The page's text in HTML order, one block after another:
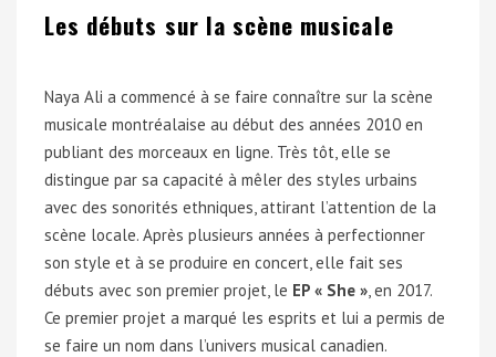
Les débuts sur la scène musicale
Naya Ali a commencé à se faire connaître sur la scène
musicale montréalaise au début des années 2010 en
publiant des morceaux en ligne. Très tôt, elle se
distingue par sa capacité à mêler des styles urbains
avec des sonorités ethniques, attirant l’attention de la
scène locale. Après plusieurs années à perfectionner
son style et à se produire en concert, elle fait ses
débuts avec son premier projet, le EP « She », en 2017.
Ce premier projet a marqué les esprits et lui a permis de
se faire un nom dans l’univers musical canadien.